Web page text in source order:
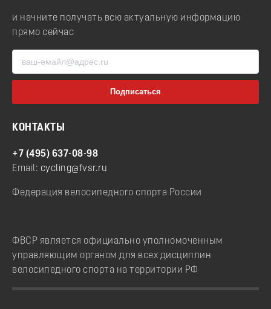
и начните получать всю актуальную информацию
прямо сейчас
КОНТАКТЫ
+7 (495) 637-08-98
Email: cycling@fvsr.ru
Федерация велосипедного спорта России
ФВСР является официально уполномоченным
управляющим органом для всех дисциплин
велосипедного спорта на территории РФ